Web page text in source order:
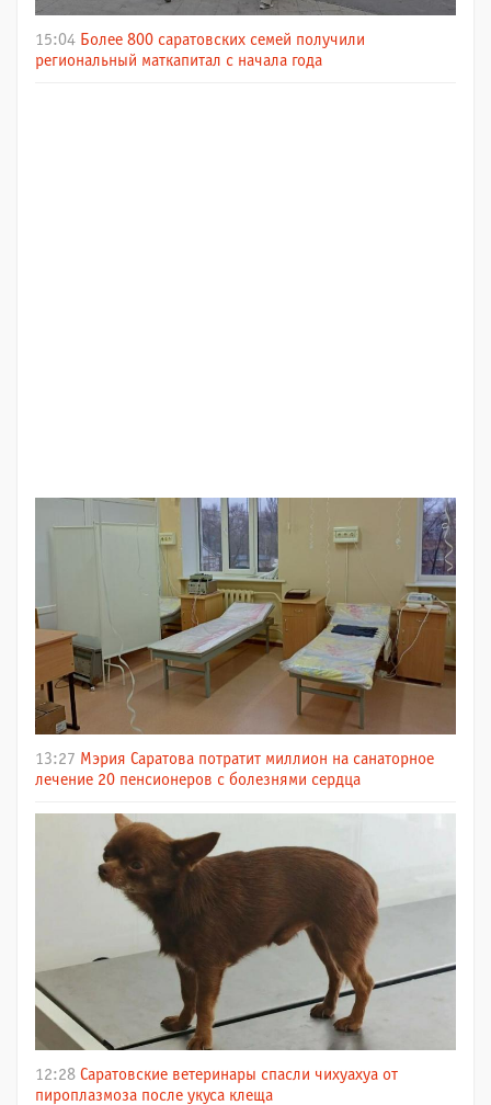
15:04 Более 800 саратовских семей получили
региональный маткапитал с начала года
13:27 Мэрия Саратова потратит миллион на санаторное
лечение 20 пенсионеров с болезнями сердца
12:28 Саратовские ветеринары спасли чихуахуа от
пироплазмоза после укуса клеща